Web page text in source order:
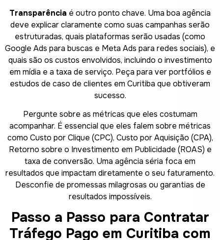
Transparência é outro ponto chave. Uma boa agência
deve explicar claramente como suas campanhas serão
estruturadas, quais plataformas serão usadas (como
Google Ads para buscas e Meta Ads para redes sociais), e
quais são os custos envolvidos, incluindo o investimento
em mídia e a taxa de serviço. Peça para ver portfólios e
estudos de caso de clientes em Curitiba que obtiveram
sucesso.
Pergunte sobre as métricas que eles costumam
acompanhar. É essencial que eles falem sobre métricas
como Custo por Clique (CPC), Custo por Aquisição (CPA),
Retorno sobre o Investimento em Publicidade (ROAS) e
taxa de conversão. Uma agência séria foca em
resultados que impactam diretamente o seu faturamento.
Desconfie de promessas milagrosas ou garantias de
resultados impossíveis.
Passo a Passo para Contratar
Tráfego Pago em Curitiba com